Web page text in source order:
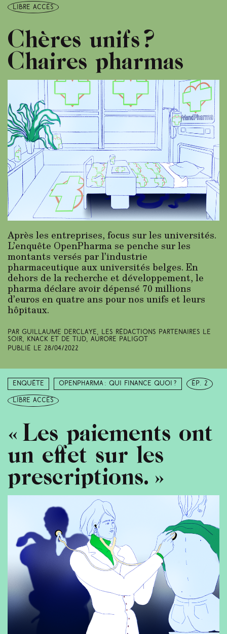
libre accès
Chères unifs ?
Chaires pharmas
Après les entreprises, focus sur les universités.
L’enquête OpenPharma se penche sur les
montants versés par l’industrie
pharmaceutique aux universités belges. En
dehors de la recherche et développement, le
pharma déclare avoir dépensé 70 millions
d’euros en quatre ans pour nos unifs et leurs
hôpitaux.
Par Guillaume Derclaye, Les rédactions partenaires Le
Soir, Knack et De Tijd, Aurore Paligot
Publié le 28/04/2022
Enquête Openpharma : qui finance quoi ? ép. 2
libre accès
« Les paiements ont
un effet sur les
prescriptions. »